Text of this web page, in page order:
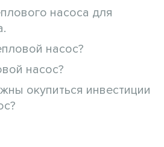
насоса для
насос?
насос?
окупиться инвестиции